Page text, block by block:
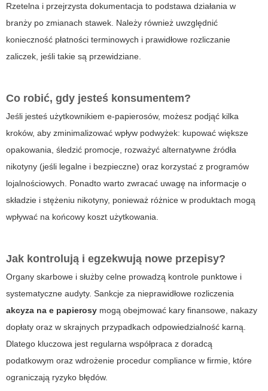
Rzetelna i przejrzysta dokumentacja to podstawa działania w
branży po zmianach stawek. Należy również uwzględnić
konieczność płatności terminowych i prawidłowe rozliczanie
zaliczek, jeśli takie są przewidziane.
Co robić, gdy jesteś konsumentem?
Jeśli jesteś użytkownikiem e-papierosów, możesz podjąć kilka
kroków, aby zminimalizować wpływ podwyżek: kupować większe
opakowania, śledzić promocje, rozważyć alternatywne źródła
nikotyny (jeśli legalne i bezpieczne) oraz korzystać z programów
lojalnościowych. Ponadto warto zwracać uwagę na informacje o
składzie i stężeniu nikotyny, ponieważ różnice w produktach mogą
wpływać na końcowy koszt użytkowania.
Jak kontrolują i egzekwują nowe przepisy?
Organy skarbowe i służby celne prowadzą kontrole punktowe i
systematyczne audyty. Sankcje za nieprawidłowe rozliczenia
akcyza na e papierosy mogą obejmować kary finansowe, nakazy
dopłaty oraz w skrajnych przypadkach odpowiedzialność karną.
Dlatego kluczowa jest regularna współpraca z doradcą
podatkowym oraz wdrożenie procedur compliance w firmie, które
ograniczają ryzyko błędów.